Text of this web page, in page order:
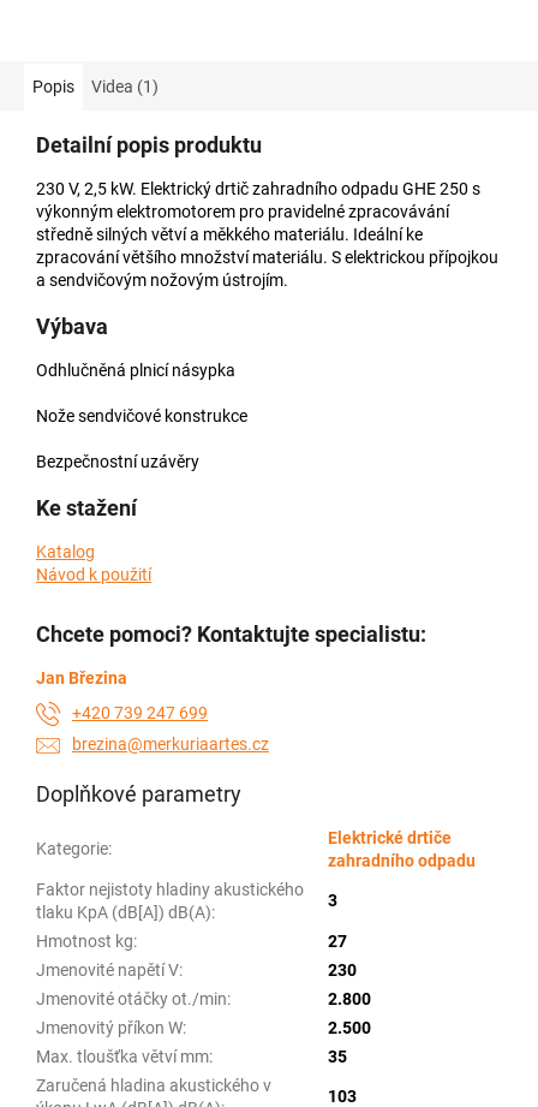
Popis Videa (1)
Detailní popis produktu
230 V, 2,5 kW. Elektrický drtič zahradního odpadu GHE 250 s
výkonným elektromotorem pro pravidelné zpracovávání
středně silných větví a měkkého materiálu. Ideální ke
zpracování většího množství materiálu. S elektrickou přípojkou
a sendvičovým nožovým ústrojím.
Výbava
Odhlučněná plnicí násypka
Nože sendvičové konstrukce
Bezpečnostní uzávěry
Ke stažení
Katalog
Návod k použití
Chcete pomoci? Kontaktujte specialistu:
Jan Březina
+420 739 247 699
brezina@merkuriaartes.cz
Doplňkové parametry
Kategorie:
Elektrické drtiče
zahradního odpadu
Faktor nejistoty hladiny akustického
tlaku KpA (dB[A]) dB(A):
3
Hmotnost kg:
27
Jmenovité napětí V:
230
Jmenovité otáčky ot./min:
2.800
Jmenovitý příkon W:
2.500
Max. tloušťka větví mm:
35
Zaručená hladina akustického v
103